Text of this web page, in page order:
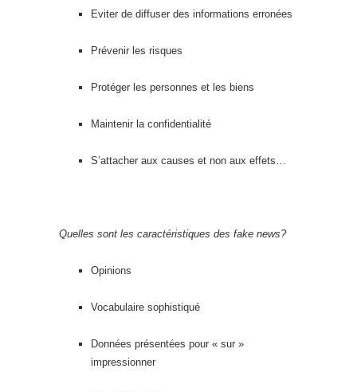
Eviter de diffuser des informations erronées
Prévenir les risques
Protéger les personnes et les biens
Maintenir la confidentialité
S’attacher aux causes et non aux effets…
Quelles sont les caractéristiques des fake news?
Opinions
Vocabulaire sophistiqué
Données présentées pour « sur »
impressionner